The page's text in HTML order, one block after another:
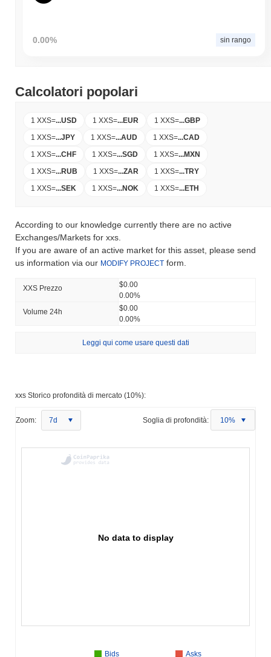
0.00% sin rango
Calcolatori popolari
1 XXS=...USD 1 XXS=...EUR 1 XXS=...GBP
1 XXS=...JPY 1 XXS=...AUD 1 XXS=...CAD
1 XXS=...CHF 1 XXS=...SGD 1 XXS=...MXN
1 XXS=...RUB 1 XXS=...ZAR 1 XXS=...TRY
1 XXS=...SEK 1 XXS=...NOK 1 XXS=...ETH
According to our knowledge currently there are no active
Exchanges/Markets for xxs.
If you are aware of an active market for this asset, please send
us information via our MODIFY PROJECT form.
XXS Prezzo
$0.00
0.00%
Volume 24h
$0.00
0.00%
Leggi qui come usare questi dati
xxs Storico profondità di mercato (10%):
Zoom: 7d Soglia di profondità: 10%
No data to display
Bids
Asks